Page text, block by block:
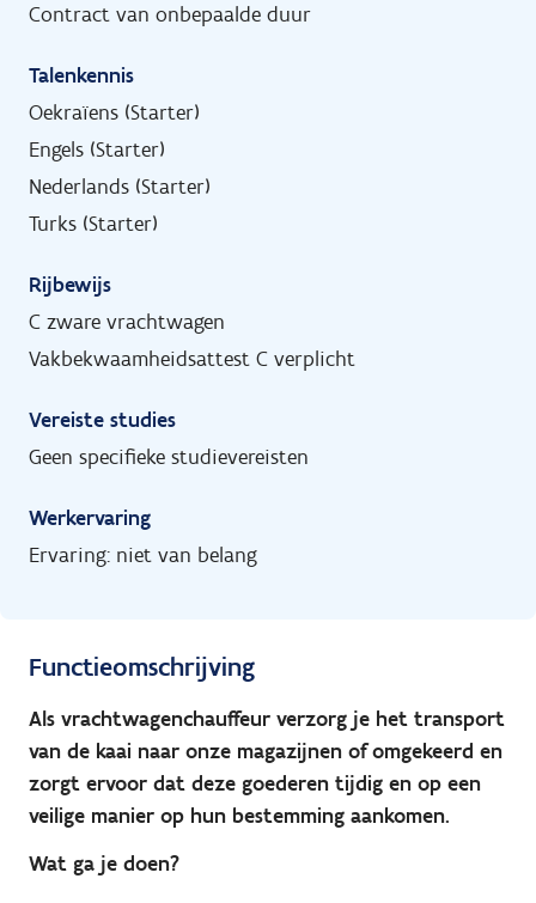
Contract van onbepaalde duur
Talenkennis
Oekraïens (Starter)
Engels (Starter)
Nederlands (Starter)
Turks (Starter)
Rijbewijs
C zware vrachtwagen
Vakbekwaamheidsattest C verplicht
Vereiste studies
Geen specifieke studievereisten
Werkervaring
Ervaring: niet van belang
Functieomschrijving
Als vrachtwagenchauffeur verzorg je het transport
van de kaai naar onze magazijnen of omgekeerd en
zorgt ervoor dat deze goederen tijdig en op een
veilige manier op hun bestemming aankomen.
Wat ga je doen?